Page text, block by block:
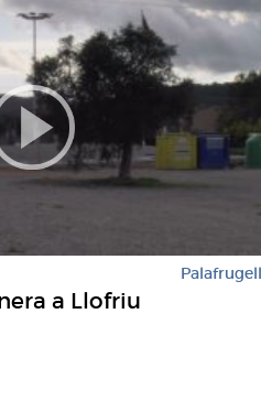
Palafrugell
a Llofriu